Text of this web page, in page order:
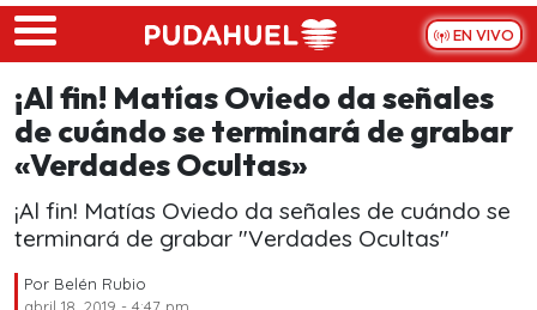
Skip to main content
EN VIVO
¡Al fin! Matías Oviedo da señales
de cuándo se terminará de grabar
«Verdades Ocultas»
¡Al fin! Matías Oviedo da señales de cuándo se
terminará de grabar "Verdades Ocultas"
Por Belén Rubio
abril 18, 2019 - 4:47 pm